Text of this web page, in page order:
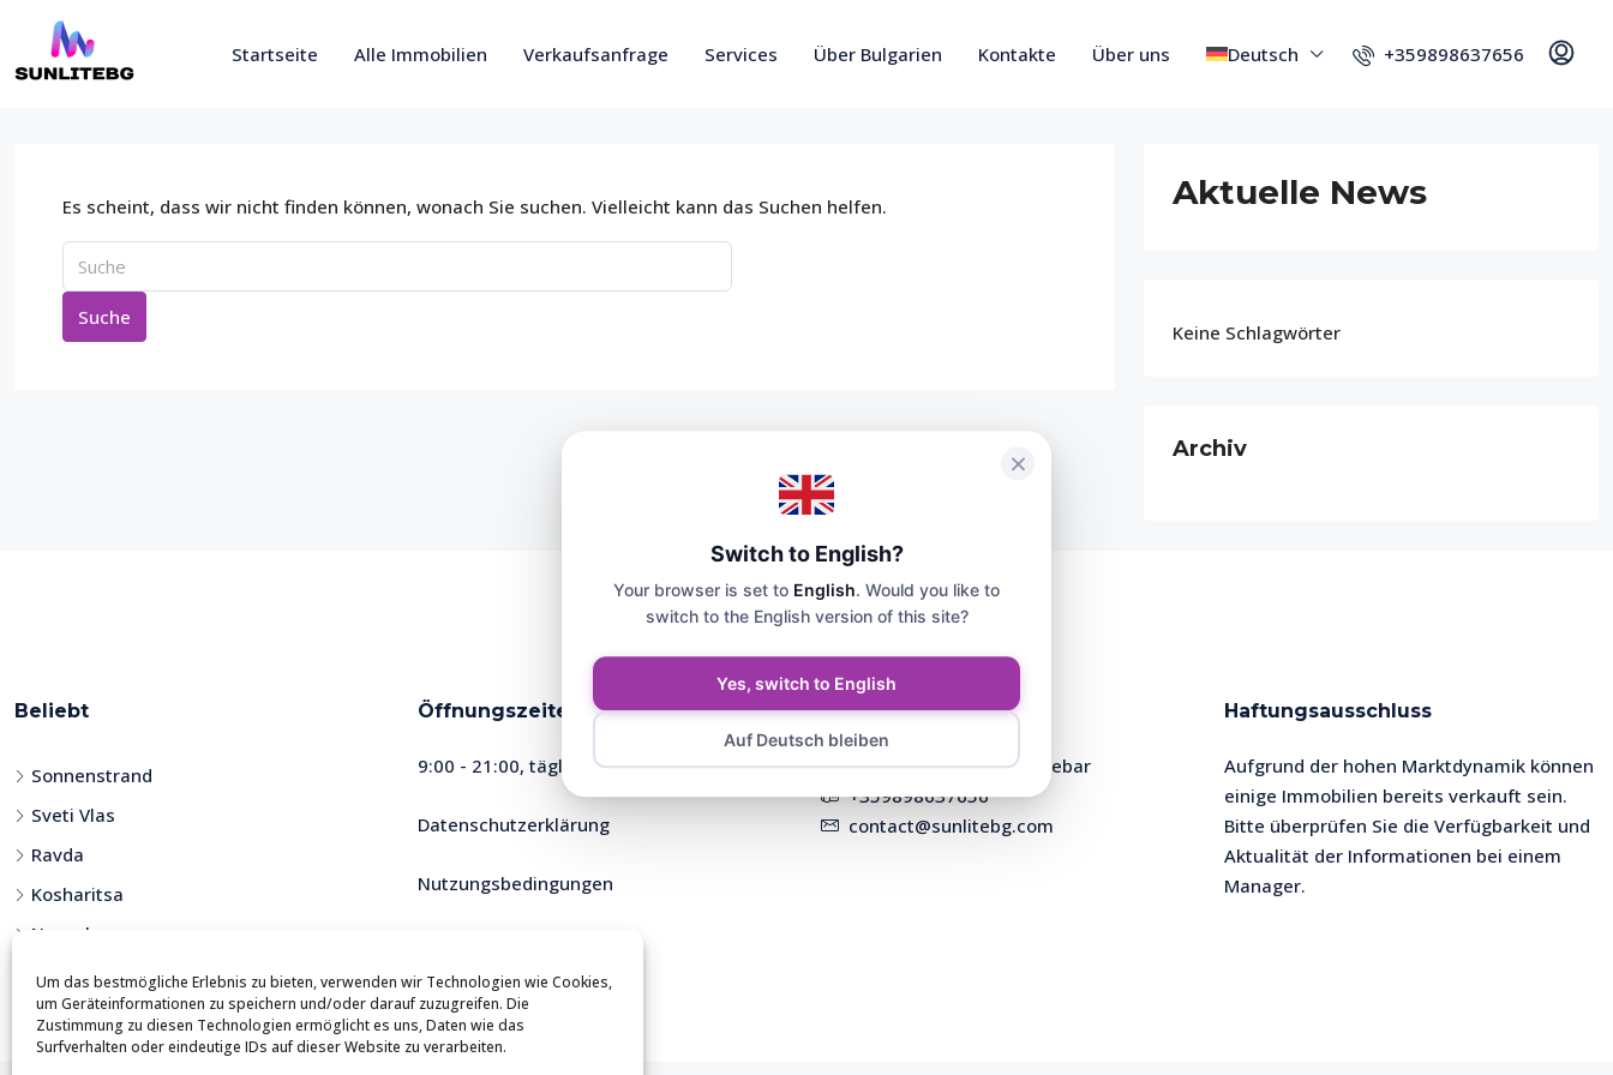
Um das bestmögliche Erlebnis zu bieten, verwenden wir Technologien wie Cookies,
um Geräteinformationen zu speichern und/oder darauf zuzugreifen. Die
Zustimmung zu diesen Technologien ermöglicht es uns, Daten wie das
Surfverhalten oder eindeutige IDs auf dieser Website zu verarbeiten.
Startseite Alle Immobilien Verkaufsanfrage Services Über Bulgarien Kontakte Über uns Deutsch +359898637656
Es scheint, dass wir nicht finden können, wonach Sie suchen. Vielleicht kann das Suchen helfen.
Suche
Aktuelle News
Keine Schlagwörter
Archiv
Beliebt
Sonnenstrand
Sveti Vlas
Ravda
Kosharitsa
Nessebar
Öffnungszeiten
9:00 - 21:00, täglich
Datenschutzerklärung
Nutzungsbedingungen
Kontakt
Otets-Paisiy-Str. 6, Nesebar
+359898637656
contact@sunlitebg.com
Haftungsausschluss
Aufgrund der hohen Marktdynamik können
einige Immobilien bereits verkauft sein.
Bitte überprüfen Sie die Verfügbarkeit und
Aktualität der Informationen bei einem
Manager.
Switch to English?
Your browser is set to English. Would you like to
switch to the English version of this site?
Yes, switch to English
Auf Deutsch bleiben